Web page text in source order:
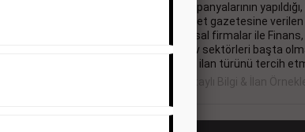
ilanı,
Ticari
duyuru ve kampanyalarının
çeşididir.Hüriyet gazetesine
genellikle kurumsal firmalar ile
Eğitim, Otomotiv sektörleri başta
sektörler bu ilan türünü tercih
Detaylı Bilgi & İlan